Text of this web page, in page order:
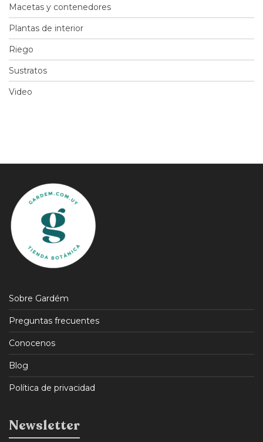
Macetas y contenedores
Plantas de interior
Riego
Sustratos
Video
Sobre Gardém
Preguntas frecuentes
Conocenos
Blog
Política de privacidad
Newsletter